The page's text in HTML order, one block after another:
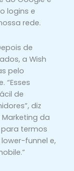
logins e
rede.
de
a Wish
pelo
“Esses
de
diz
da
para termos
funnel e,